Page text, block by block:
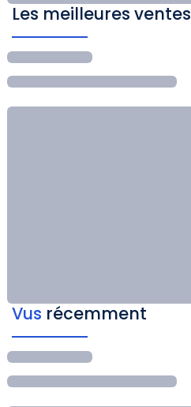
Les meilleures ventes
Vus récemment